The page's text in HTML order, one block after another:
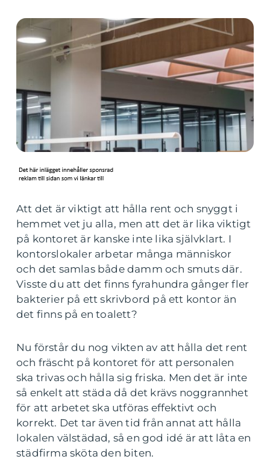
Att det är viktigt att hålla rent och snyggt i
hemmet vet ju alla, men att det är lika viktigt
på kontoret är kanske inte lika självklart. I
kontorslokaler arbetar många människor
och det samlas både damm och smuts där.
Visste du att det finns fyrahundra gånger fler
bakterier på ett skrivbord på ett kontor än
det finns på en toalett?
Nu förstår du nog vikten av att hålla det rent
och fräscht på kontoret för att personalen
ska trivas och hålla sig friska. Men det är inte
så enkelt att städa då det krävs noggrannhet
för att arbetet ska utföras effektivt och
korrekt. Det tar även tid från annat att hålla
lokalen välstädad, så en god idé är att låta en
städfirma sköta den biten.